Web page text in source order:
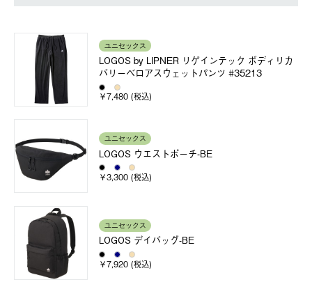
ユニセックス
LOGOS by LIPNER リゲインテック ボディリカ
バリーベロアスウェットパンツ #35213
￥7,480 (税込)
ユニセックス
LOGOS ウエストポーチ-BE
￥3,300 (税込)
ユニセックス
LOGOS デイバッグ-BE
￥7,920 (税込)